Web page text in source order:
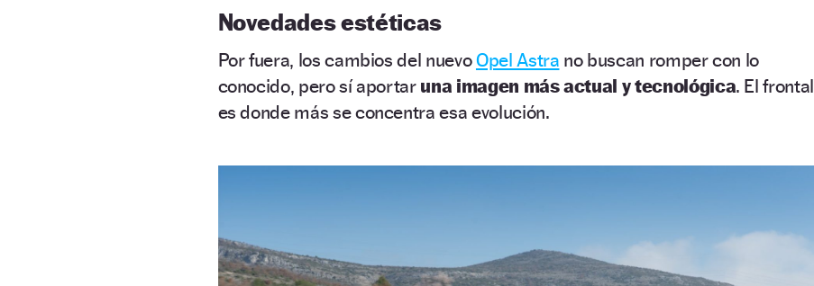
Novedades estéticas
Por fuera, los cambios del nuevoOpel Astra no buscan romper con lo
conocido, pero sí aportar una imagen más actual y tecnológica. El frontal
es donde más se concentra esa evolución.